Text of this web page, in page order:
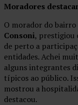
Moradores
O morador do
Consoni, prestigiou
de perto a
entidades. Achei
alguns integrantes
típicos ao público.
mostrou a
destacou.